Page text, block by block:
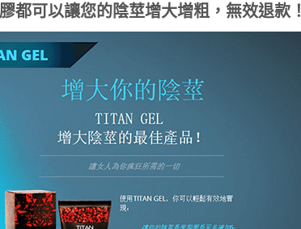
都可以讓您的陰莖增大增粗，無效退款！